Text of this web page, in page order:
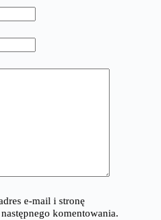
e-mail i stronę
komentowania.